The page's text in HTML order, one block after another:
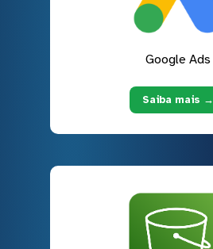
Google Ads
Saiba mais →